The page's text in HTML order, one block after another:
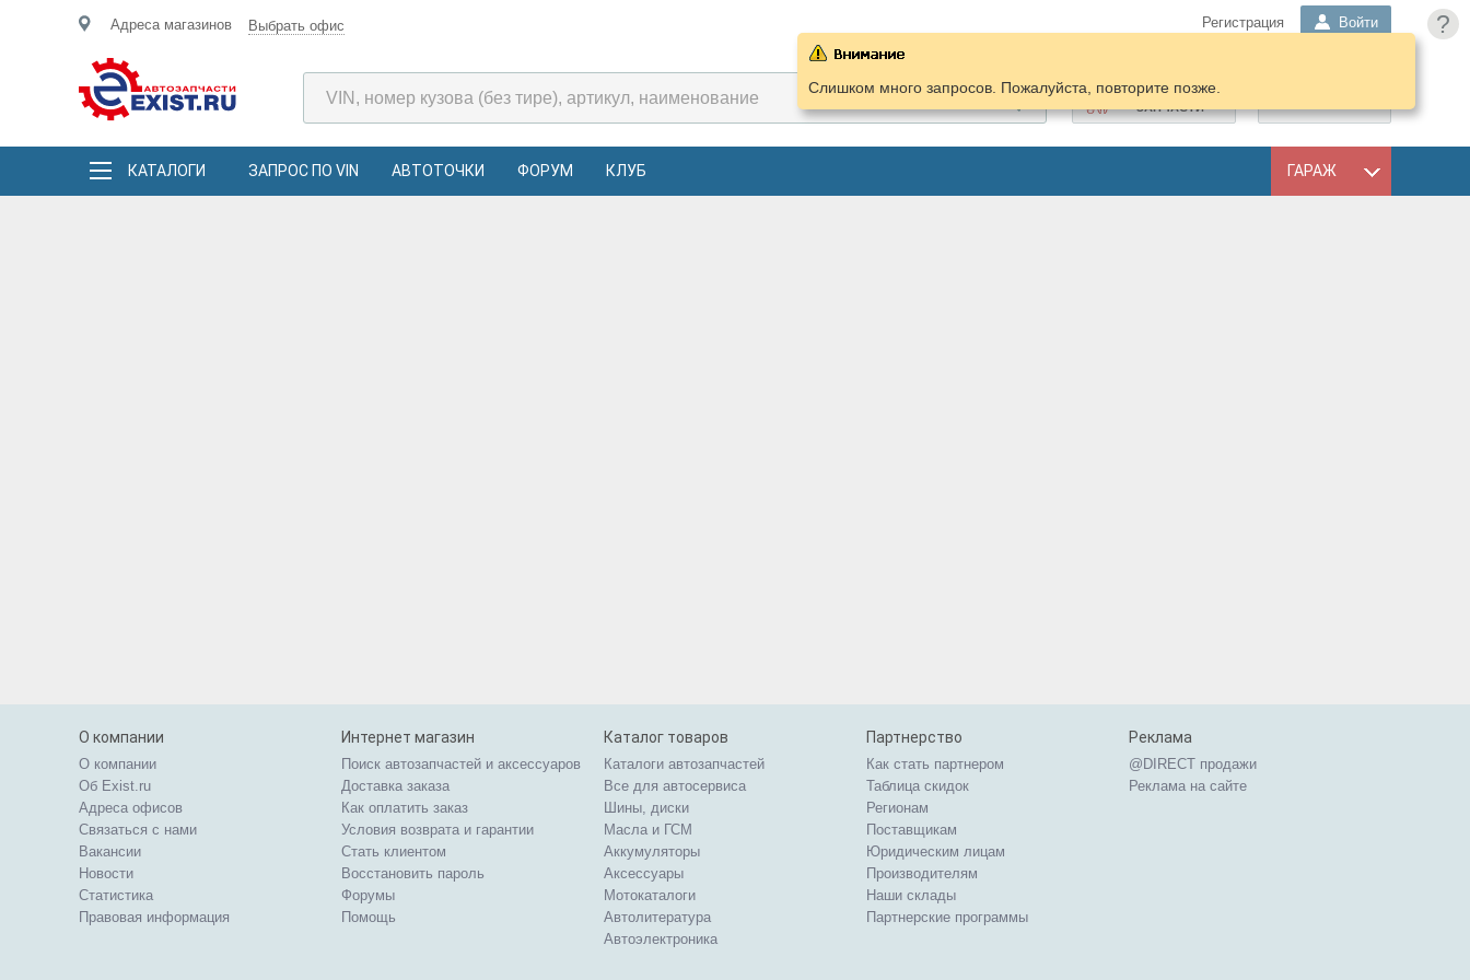
?
Адреса магазинов Выбрать офис Регистрация Войти
ПОДОБРАТЬ
ЗАПЧАСТИ
КАТАЛОГИ ЗАПРОС ПО VIN АВТОТОЧКИ ФОРУМ КЛУБ ГАРАЖ
Слишком много запросов. Пожалуйста, повторите позже.
О компании
О компании
Об Exist.ru
Адреса офисов
Связаться с нами
Вакансии
Новости
Статистика
Правовая информация
Интернет магазин
Поиск автозапчастей и аксессуаров
Доставка заказа
Как оплатить заказ
Условия возврата и гарантии
Стать клиентом
Восстановить пароль
Форумы
Помощь
Каталог товаров
Каталоги автозапчастей
Все для автосервиса
Шины, диски
Масла и ГСМ
Аккумуляторы
Аксессуары
Мотокаталоги
Автолитература
Автоэлектроника
Партнерство
Как стать партнером
Таблица скидок
Регионам
Поставщикам
Юридическим лицам
Производителям
Наши склады
Партнерские программы
Реклама
@DIRECT продажи
Реклама на сайте